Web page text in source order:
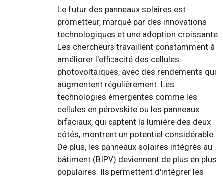
Le futur des panneaux solaires est
prometteur, marqué par des innovations
technologiques et une adoption croissante.
Les chercheurs travaillent constamment à
améliorer l'efficacité des cellules
photovoltaïques, avec des rendements qui
augmentent régulièrement. Les
technologies émergentes comme les
cellules en pérovskite ou les panneaux
bifaciaux, qui captent la lumière des deux
côtés, montrent un potentiel considérable.
De plus, les panneaux solaires intégrés au
bâtiment (BIPV) deviennent de plus en plus
populaires. Ils permettent d'intégrer les